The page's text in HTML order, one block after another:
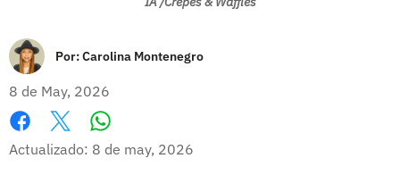
Por:Carolina Montenegro
8 de May, 2026
Facebook
X
Actualizado: 8 de may, 2026